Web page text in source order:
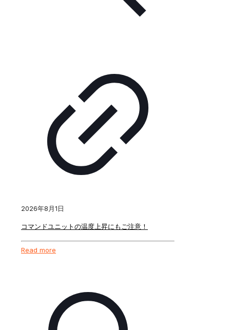
2026年8月1日
コマンドユニットの温度上昇にもご注意！
Read more